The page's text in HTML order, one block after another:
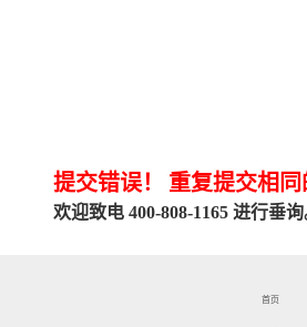
首页
提交错误！ 重复提交相
欢迎致电 400-808-1165 进行垂询